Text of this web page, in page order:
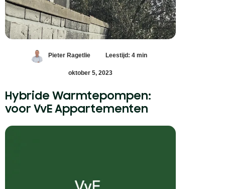
Pieter Ragetlie Leestijd: 4 min
oktober 5, 2023
Hybride Warmtepompen:
voor VvE Appartementen